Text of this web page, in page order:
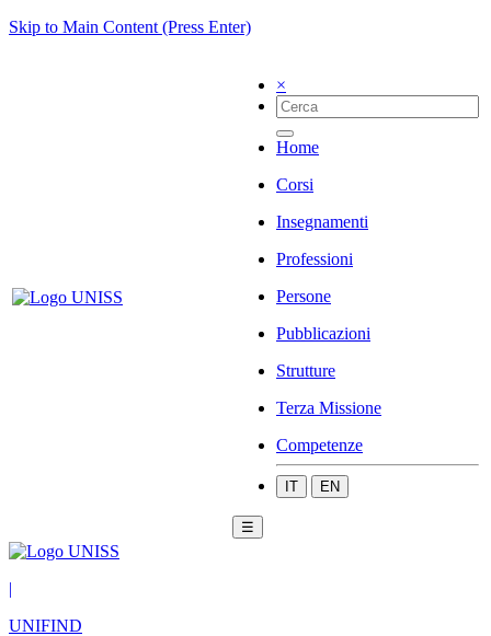
Skip to Main Content (Press Enter)
×
Home
Corsi
Insegnamenti
Professioni
Persone
Pubblicazioni
Strutture
Terza Missione
Competenze
IT EN
☰
|
UNIFIND